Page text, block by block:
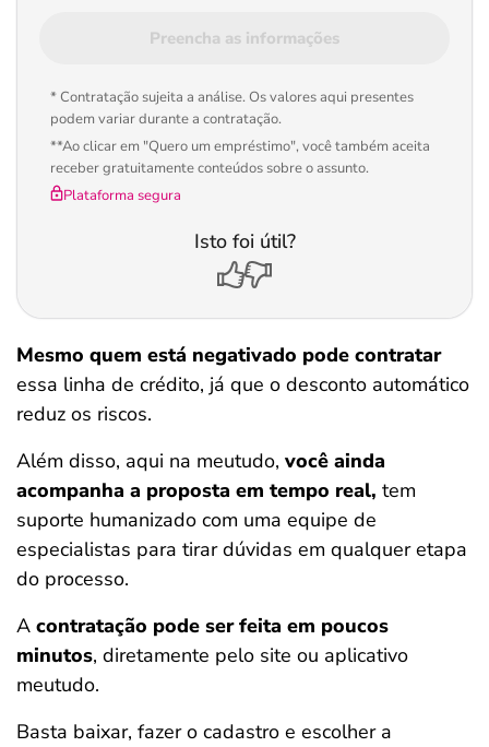
Preencha as informações
* Contratação sujeita a análise. Os valores aqui presentes
podem variar durante a contratação.
**Ao clicar em "Quero um empréstimo", você também aceita
receber gratuitamente conteúdos sobre o assunto.
Plataforma segura
Isto foi útil?
Mesmo quem está negativado pode contratar
essa linha de crédito, já que o desconto automático
reduz os riscos.
Além disso, aqui na meutudo, você ainda
acompanha a proposta em tempo real, tem
suporte humanizado com uma equipe de
especialistas para tirar dúvidas em qualquer etapa
do processo.
A contratação pode ser feita em poucos
minutos, diretamente pelo site ou aplicativo
meutudo.
Basta baixar, fazer o cadastro e escolher a